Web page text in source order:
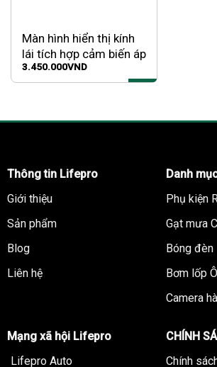
Màn hình hiển thị kính
lái tích hợp cảm biến áp
suất lốp Lifepro
3.450.000VND
Thông tin Lifepro
Giới thiệu
Sản phẩm
Blog
Liên hệ
Danh
Phụ kiện
Gạt mưa
Bóng đèn
Bơm lốp
Camera
Mạng xã hội Lifepro
Lifepro Auto
CHÍNH
Chính